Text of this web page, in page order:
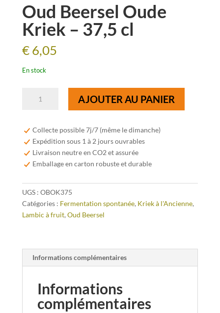
Oud Beersel Oude
Kriek – 37,5 cl
€6,05
En stock
Beersel
Oude
Kriek
cl
AJOUTER AU PANIER
Collecte possible 7j/7 (même le dimanche)
Expédition sous 1 à 2 jours ouvrables
Livraison neutre en CO2 et assurée
Emballage en carton robuste et durable
UGS : OBOK375
Catégories : Fermentation spontanée, Kriek à l'Ancienne,
Lambic à fruit, Oud Beersel
Informations complémentaires
Informations
complémentaires